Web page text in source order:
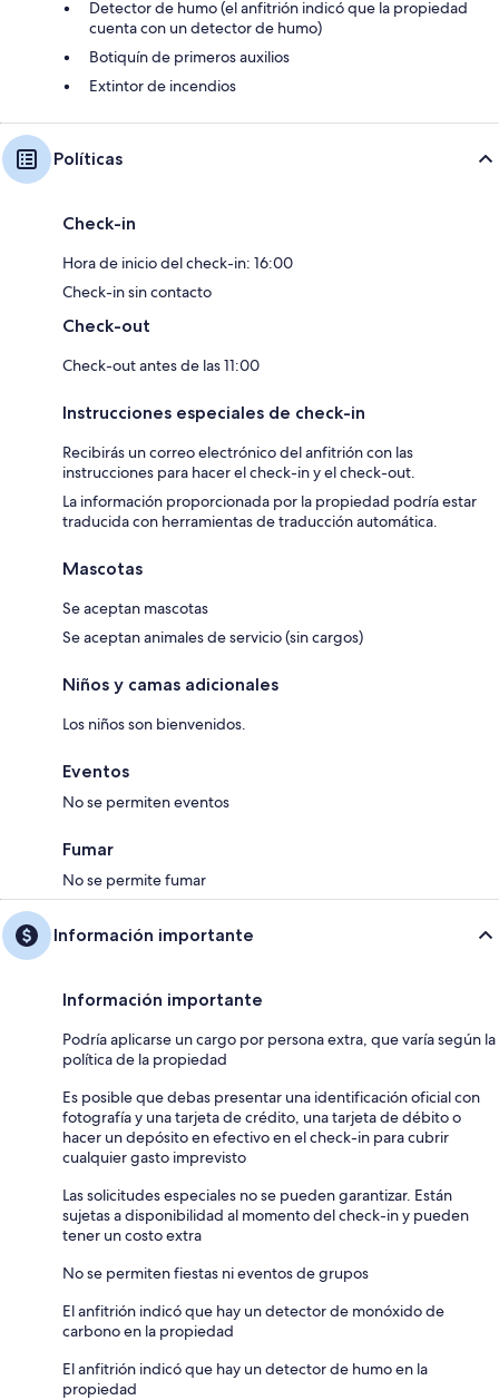
Detector de humo (el anfitrión indicó que la propiedad
cuenta con un detector de humo)
Botiquín de primeros auxilios
Extintor de incendios
Políticas
Check-in
Hora de inicio del check-in: 16:00
Check-in sin contacto
Check-out
Check-out antes de las 11:00
Instrucciones especiales de check-in
Recibirás un correo electrónico del anfitrión con las
instrucciones para hacer el check-in y el check-out.
La información proporcionada por la propiedad podría estar
traducida con herramientas de traducción automática.
Mascotas
Se aceptan mascotas
Se aceptan animales de servicio (sin cargos)
Niños y camas adicionales
Los niños son bienvenidos.
Eventos
No se permiten eventos
Fumar
No se permite fumar
Información importante
Información importante
Podría aplicarse un cargo por persona extra, que varía según la
política de la propiedad
Es posible que debas presentar una identificación oficial con
fotografía y una tarjeta de crédito, una tarjeta de débito o
hacer un depósito en efectivo en el check-in para cubrir
cualquier gasto imprevisto
Las solicitudes especiales no se pueden garantizar. Están
sujetas a disponibilidad al momento del check-in y pueden
tener un costo extra
No se permiten fiestas ni eventos de grupos
El anfitrión indicó que hay un detector de monóxido de
carbono en la propiedad
El anfitrión indicó que hay un detector de humo en la
propiedad